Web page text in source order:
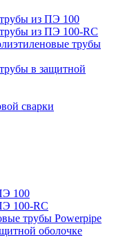
из ПЭ 100
из ПЭ 100-RC
трубы
в защитной
сварки
100
100-RC
трубы Powerpipe
оболочке